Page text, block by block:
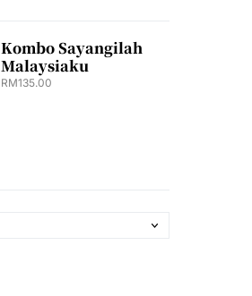
Kombo Sayangilah
Malaysiaku
RM135.00